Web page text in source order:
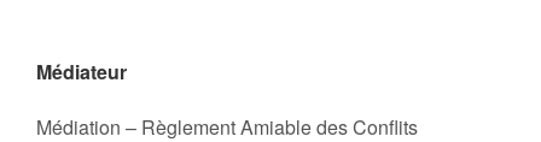
Médiateur
Médiation – Règlement Amiable des Conflits